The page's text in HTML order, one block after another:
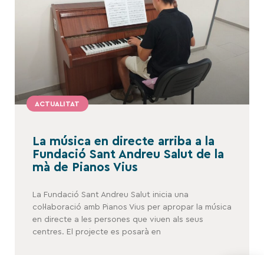
ACTUALITAT
La música en directe arriba a la
Fundació Sant Andreu Salut de la
mà de Pianos Vius
La Fundació Sant Andreu Salut inicia una
col·laboració amb Pianos Vius per apropar la música
en directe a les persones que viuen als seus
centres. El projecte es posarà en